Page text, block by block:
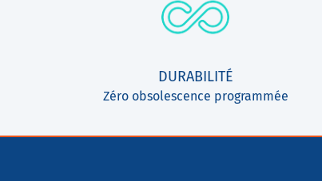
DURABILITÉ
Zéro obsolescence programmée